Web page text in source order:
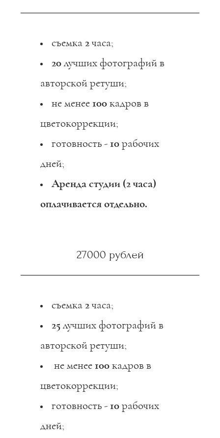
съемка 2 часа;
20 лучших фотографий в
авторской ретуши;
не менее 100 кадров в
цветокоррекции;
готовность - 10 рабочих
дней;
Аренда студии (2 часа)
оплачивается отдельно.
27000 рублей
съемка 2часа;
25лучших фотографий в
авторской ретуши;
не менее 100кадров в
цветокоррекции;
готовность - 10 рабочих
дней;